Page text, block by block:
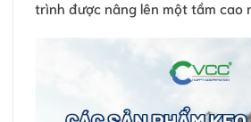
trình được nâng lên một tầm cao